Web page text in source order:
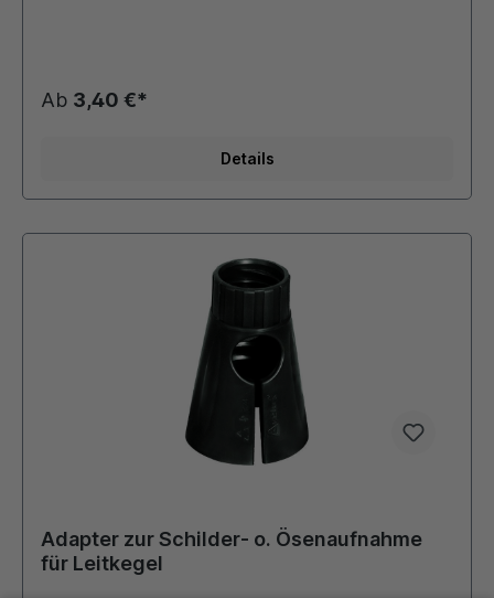
Ab 3,40 €*
Details
Adapter zur Schilder- o. Ösenaufnahme
für Leitkegel